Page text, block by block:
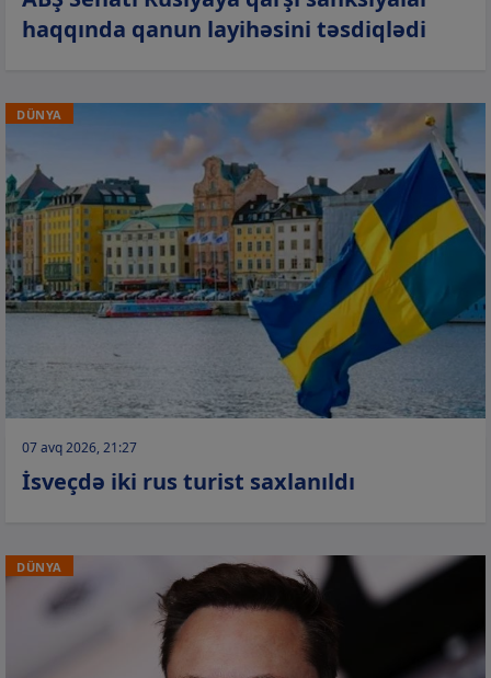
haqqında qanun layihəsini təsdiqlədi
DÜNYA
07 avq 2026, 21:27
İsveçdə iki rus turist saxlanıldı
DÜNYA